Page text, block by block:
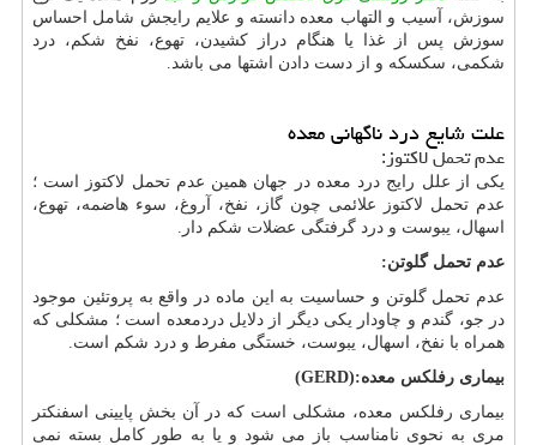
سوزش، آسیب و التهاب معده دانسته و علایم رایجش شامل احساس
سوزش پس از غذا یا هنگام دراز کشیدن، تهوع، نفخ شکم، درد
شکمی، سکسکه و از دست دادن اشتها می باشد.
علت شایع درد ناگهانی معده
عدم تحمل لاکتوز:
یکی از علل رایج درد معده در جهان همین عدم تحمل لاکتوز است ؛
عدم تحمل لاکتوز علائمی چون گاز، نفخ، آروغ، سوء هاضمه، تهوع،
اسهال، یبوست و درد گرفتگی عضلات شکم دار.
عدم تحمل گلوتن:
عدم تحمل گلوتن و حساسیت به این ماده در واقع به پروتئین موجود
در جو، گندم و چاودار یکی دیگر از دلایل دردمعده است ؛ مشکلی که
همراه با نفخ، اسهال، یبوست، خستگی مفرط و درد شکم است.
بیماری رفلکس معده(GERD):
بیماری رفلکس معده، مشکلی است که در آن بخش پایینی اسفنکتر
مری به نحوی نامناسب باز می شود و یا به طور کامل بسته نمی